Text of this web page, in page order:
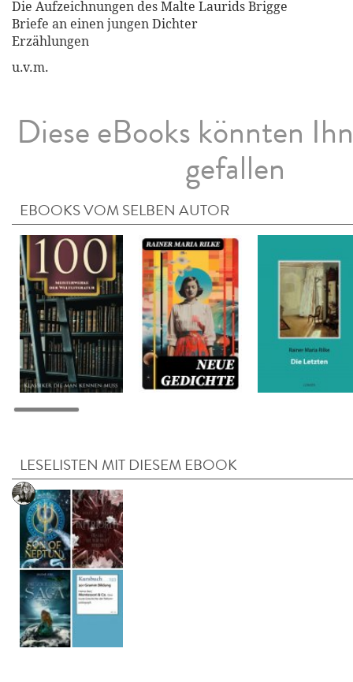
Die Aufzeichnungen des Malte Laurids Brigge
Briefe an einen jungen Dichter
Erzählungen
u.v.m.
Diese eBooks könnten
gefallen
EBOOKS VOM SELBEN AUTOR
LESELISTEN MIT DIESEM EBOOK